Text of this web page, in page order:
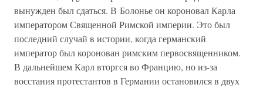
вынужден был сдаться. В Болонье он короновал Карла
императором Священной Римской империи. Это был
последний случай в истории, когда германский
император был коронован римским первосвященником.
В дальнейшем Карл вторгся во Францию, но из-за
восстания протестантов в Германии остановился в двух